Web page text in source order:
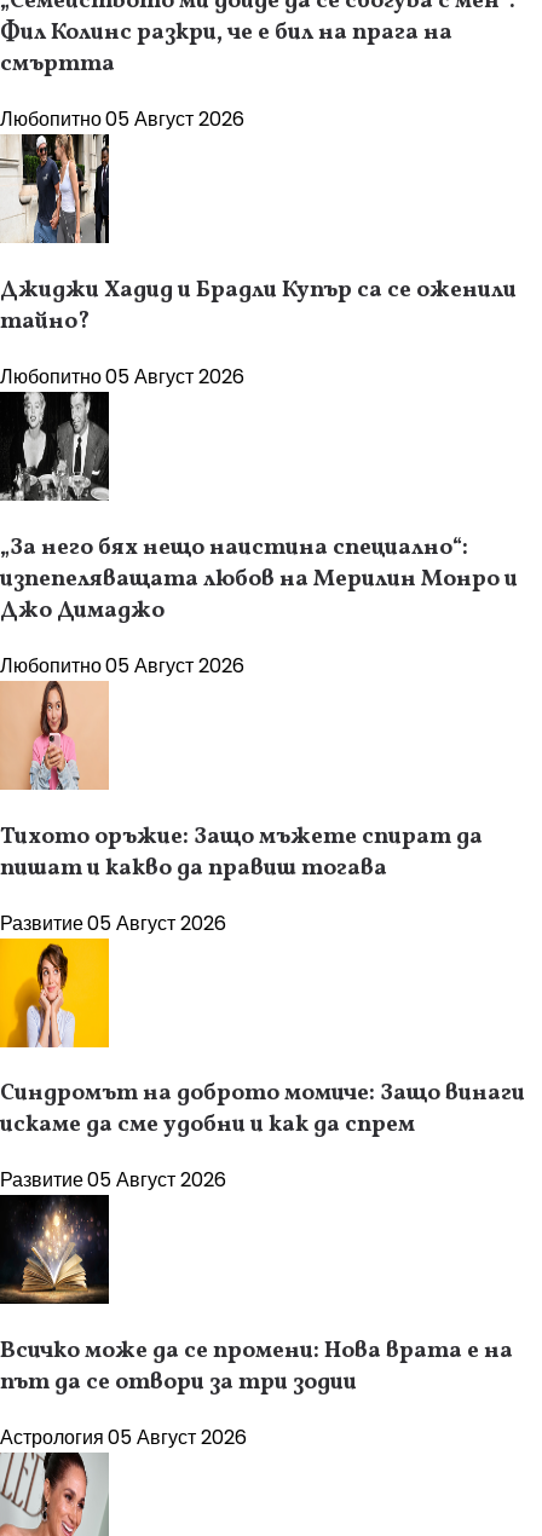
Фил Колинс разкри, че е бил на прага на
смъртта
Любопитно05 Август 2026
Джиджи Хадид и Брадли Купър са се оженили
тайно?
Любопитно05 Август 2026
„За него бях нещо наистина специално“:
изпепеляващата любов на Мерилин Монро и
Джо Димаджо
Любопитно05 Август 2026
Тихото оръжие: Защо мъжете спират да
пишат и какво да правиш тогава
Развитие05 Август 2026
Синдромът на доброто момиче: Защо винаги
искаме да сме удобни и как да спрем
Развитие05 Август 2026
Всичко може да се промени: Нова врата е на
път да се отвори за три зодии
Астрология05 Август 2026